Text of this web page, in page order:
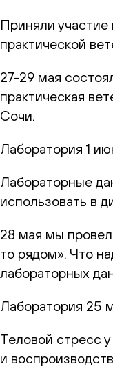
Приняли
практической
27-29 мая
практическая
Сочи.
Лаборатория 1
Лабораторные
использовать в
28 мая мы
то рядом». Что
лабораторных
Лаборатория 25
Теловой стресс
и